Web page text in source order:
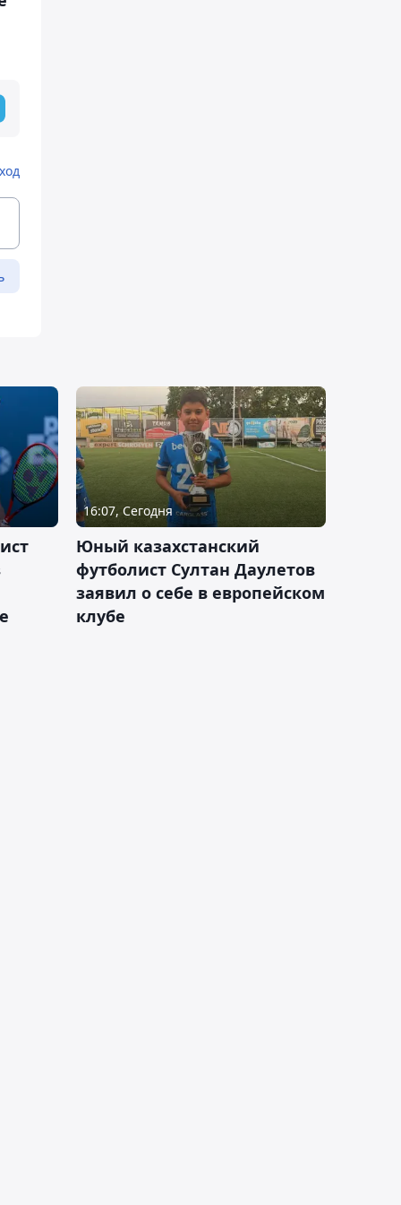
16:07, Сегодня
Юный казахстанский
футболист Султан Даулетов
заявил о себе в европейском
клубе